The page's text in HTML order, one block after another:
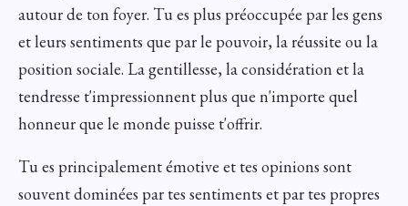
autour de ton foyer. Tu es plus préoccupée par les gens
et leurs sentiments que par le pouvoir, la réussite ou la
position sociale. La gentillesse, la considération et la
tendresse t'impressionnent plus que n'importe quel
honneur que le monde puisse t'offrir.
Tu es principalement émotive et tes opinions sont
souvent dominées par tes sentiments et par tes propres